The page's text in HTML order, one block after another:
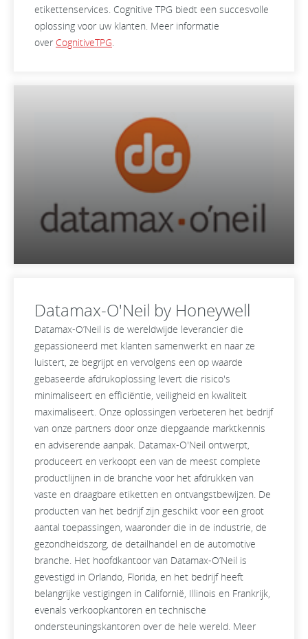
etikettenservices. Cognitive TPG biedt een succesvolle
oplossing voor uw klanten. Meer informatie
over CognitiveTPG.
Datamax-O'Neil by Honeywell
Datamax-O’Neil is de wereldwijde leverancier die
gepassioneerd met klanten samenwerkt en naar ze
luistert, ze begrijpt en vervolgens een op waarde
gebaseerde afdrukoplossing levert die risico's
minimaliseert en efficiëntie, veiligheid en kwaliteit
maximaliseert. Onze oplossingen verbeteren het bedrijf
van onze partners door onze diepgaande marktkennis
en adviserende aanpak. Datamax-O'Neil ontwerpt,
produceert en verkoopt een van de meest complete
productlijnen in de branche voor het afdrukken van
vaste en draagbare etiketten en ontvangstbewijzen. De
producten van het bedrijf zijn geschikt voor een groot
aantal toepassingen, waaronder die in de industrie, de
gezondheidszorg, de detailhandel en de automotive
branche. Het hoofdkantoor van Datamax-O’Neil is
gevestigd in Orlando, Florida, en het bedrijf heeft
belangrijke vestigingen in Californië, Illinois en Frankrijk,
evenals verkoopkantoren en technische
ondersteuningskantoren over de hele wereld. Meer